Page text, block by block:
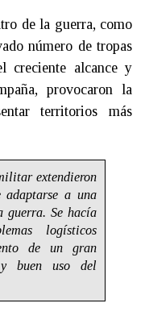
de la guerra, como
número de tropas
creciente alcance y
provocaron la
territorios más
extendieron
a una
guerra. Se hacía
logísticos
de un gran
buen uso del